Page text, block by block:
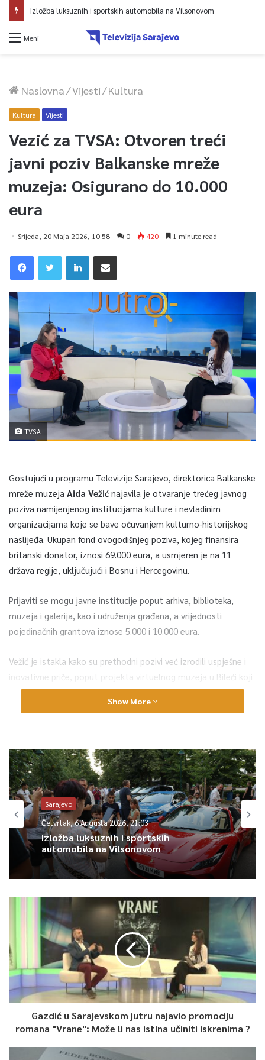
Izložba luksuznih i sportskih automobila na Vilsonovom
Meni
Naslovna/Vijesti/Kultura
Kultura Vijesti
Vezić za TVSA: Otvoren treći
javni poziv Balkanske mreže
muzeja: Osigurano do 10.000
eura
Srijeda, 20 Maja 2026, 10:58 0 420 1 minute read
TVSA
Gostujući u programu Televizije Sarajevo, direktorica Balkanske
mreže muzeja Aida Vežić najavila je otvaranje trećeg javnog
poziva namijenjenog institucijama kulture i nevladinim
organizacijama koje se bave očuvanjem kulturno-historijskog
naslijeđa. Ukupan fond ovogodišnjeg poziva, kojeg finansira
britanski donator, iznosi 69.000 eura, a usmjeren je na 11
država regije, uključujući i Bosnu i Hercegovinu.
Prijaviti se mogu javne institucije poput arhiva, biblioteka,
muzeja i galerija, kao i udruženja građana, a vrijednosti
pojedinačnih grantova iznose 5.000 i 10.000 eura.
Vežić je istakla kako su prethodni pozivi već izrodili uspješne i
inovativne priče, poput projekta virtuelnog muzeja u Bileći koji
aktivno uključuje lokalnu zajednicu, te saradnje Muzeja
književnosti i pozorišne umjetnosti sa udruženjem „Udružene“,
Kranjčevića.
Savremeni muzeji odavno su prerasli arhaične i statične
koncepte, postajući interaktivni prostori otvoreni za
partnerstva. Kao izvrstan primjer takve saradnje, direktorica je
izdvojila nedavni projekt Zemaljskog muzeja BiH i udruženja
„Greens“, u sklopu kojeg su osobe sa invaliditetom vodile
radionice o začinskom bilju u botaničkoj bašti.
0
Article Rating
Show More
Sarajevo
Četvrtak, 6 Augusta 2026, 21:03
Izložba luksuznih i sportskih
automobila na Vilsonovom
Gazdić u Sarajevskom jutru najavio promociju
romana "Vrane": Može li nas istina učiniti iskrenima ?